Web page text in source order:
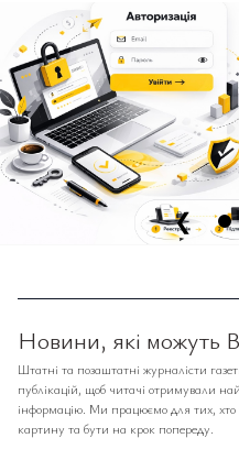
❮
Новини, які можуть
Штатні та позаштатні журналісти
публікацій, щоб читачі отримували
інформацію. Ми працюємо для тих, хто
картину та бути на крок попереду.